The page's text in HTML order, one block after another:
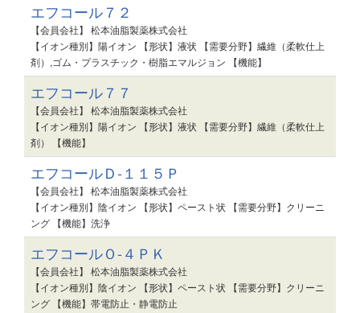
エフコール７２
【会員会社】 松本油脂製薬株式会社
【イオン種別】陽イオン 【形状】液状 【需要分野】繊維（柔軟仕上
剤）,ゴム・プラスチック・樹脂エマルジョン 【機能】
エフコール７７
【会員会社】 松本油脂製薬株式会社
【イオン種別】陽イオン 【形状】液状 【需要分野】繊維（柔軟仕上
剤） 【機能】
エフコールＤ-１１５Ｐ
【会員会社】 松本油脂製薬株式会社
【イオン種別】陰イオン 【形状】ペースト状 【需要分野】クリーニ
ング 【機能】洗浄
エフコールＯ-４ＰＫ
【会員会社】 松本油脂製薬株式会社
【イオン種別】陰イオン 【形状】ペースト状 【需要分野】クリーニ
ング 【機能】帯電防止・静電防止